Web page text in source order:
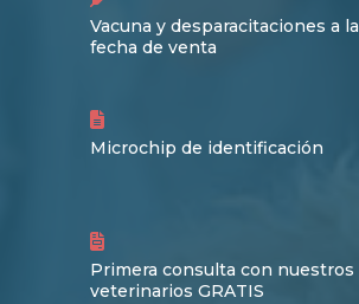
Vacuna y desparacitaciones a la
fecha de venta
Microchip de identificación
Primera consulta con nuestros
veterinarios GRATIS